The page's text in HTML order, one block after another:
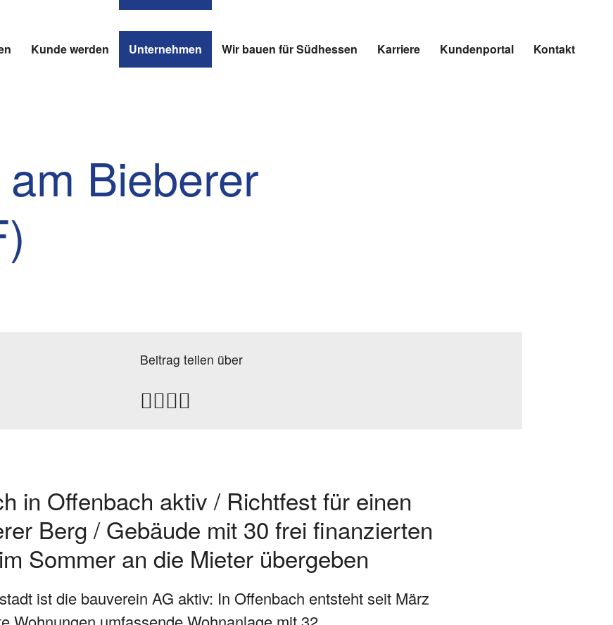
Kunde werden Unternehmen Wir bauen für Südhessen Karriere Kundenportal Kontakt
Beitrag teilen über
Bieberer
in Offenbach aktiv / Richtfest für einen
Berg / Gebäude mit 30 frei finanzierten
Sommer an die Mieter übergeben
ist die bauverein AG aktiv: In Offenbach entsteht seit März